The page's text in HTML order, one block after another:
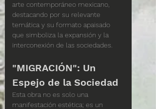
arte contemporáneo mexicano,
destacando por su relevante
temática y su formato apaisado
que simboliza la expansión y la
interconexión de las sociedades.
"MIGRACIÓN": Un
Espejo de la Sociedad
Esta obra no es solo una
manifestación estética; es un